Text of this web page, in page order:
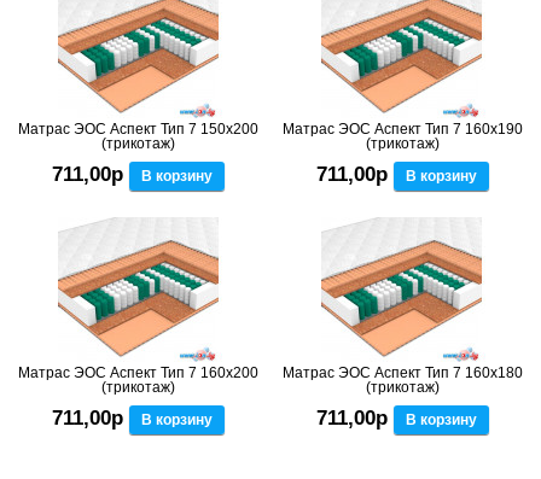
Матрас ЭОС Аспект Тип 7 150x200
(трикотаж)
711,00р В корзину
Матрас ЭОС Аспект Тип 7 160x190
(трикотаж)
711,00р В корзину
Матрас ЭОС Аспект Тип 7 160x200
(трикотаж)
711,00р В корзину
Матрас ЭОС Аспект Тип 7 160x180
(трикотаж)
711,00р В корзину